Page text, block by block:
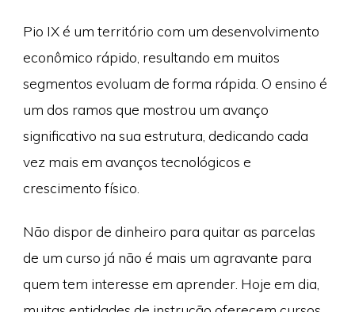
Pio IX é um território com um desenvolvimento
econômico rápido, resultando em muitos
segmentos evoluam de forma rápida. O ensino é
um dos ramos que mostrou um avanço
significativo na sua estrutura, dedicando cada
vez mais em avanços tecnológicos e
crescimento físico.
Não dispor de dinheiro para quitar as parcelas
de um curso já não é mais um agravante para
quem tem interesse em aprender. Hoje em dia,